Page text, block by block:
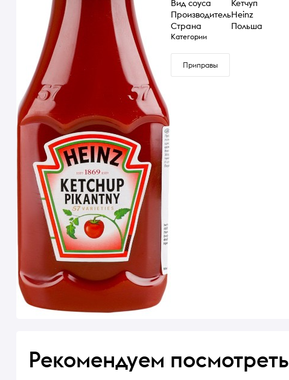
Вид соуса
Кетчуп
ПроизводительHeinz
Страна
Польша
Категории
Приправы
Рекомендуем посмотреть